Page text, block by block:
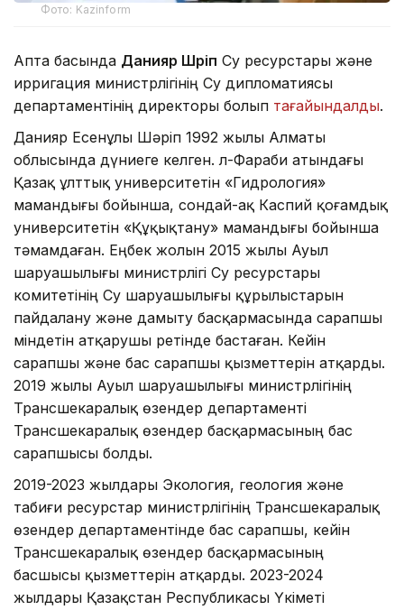
Фото: Kazinform
Апта басында Данияр Шәріп Су ресурстары және
ирригация министрлігінің Су дипломатиясы
департаментінің директоры болып тағайындалды.
Данияр Есенұлы Шәріп 1992 жылы Алматы
облысында дүниеге келген. Әл-Фараби атындағы
Қазақ ұлттық университетін «Гидрология»
мамандығы бойынша, сондай-ақ Каспий қоғамдық
университетін «Құқықтану» мамандығы бойынша
тәмамдаған. Еңбек жолын 2015 жылы Ауыл
шаруашылығы министрлігі Су ресурстары
комитетінің Су шаруашылығы құрылыстарын
пайдалану және дамыту басқармасында сарапшы
міндетін атқарушы ретінде бастаған. Кейін
сарапшы және бас сарапшы қызметтерін атқарды.
2019 жылы Ауыл шаруашылығы министрлігінің
Трансшекаралық өзендер департаменті
Трансшекаралық өзендер басқармасының бас
сарапшысы болды.
2019-2023 жылдары Экология, геология және
табиғи ресурстар министрлігінің Трансшекаралық
өзендер департаментінде бас сарапшы, кейін
Трансшекаралық өзендер басқармасының
басшысы қызметтерін атқарды. 2023-2024
жылдары Қазақстан Республикасы Үкіметі